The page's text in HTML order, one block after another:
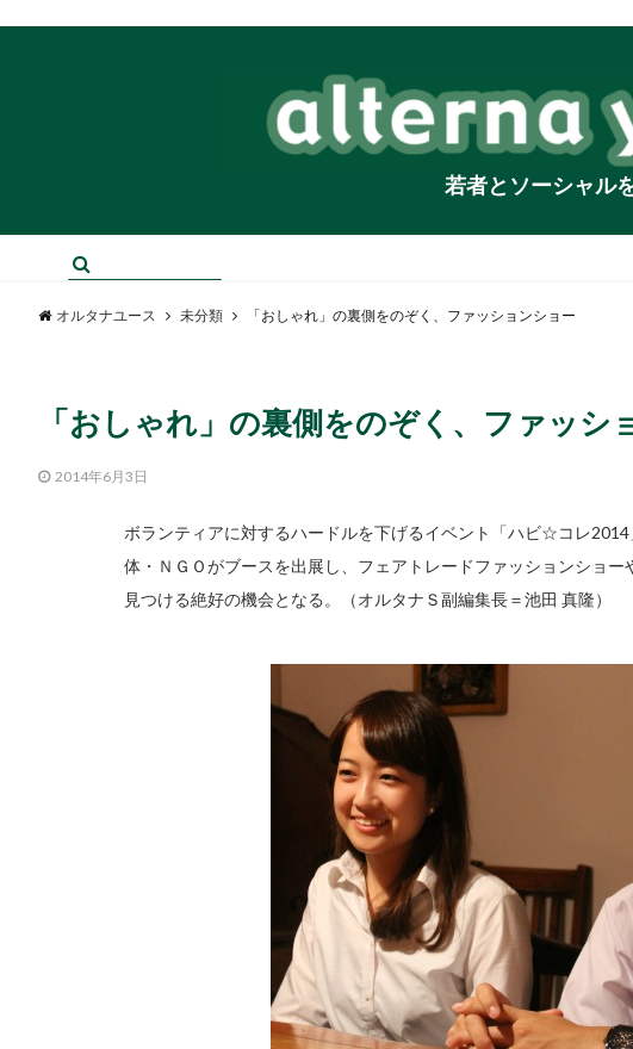
若者とソーシャル
オルタナユース 未分類 「おしゃれ」の裏側をのぞく、ファッションショー
「おしゃれ」の裏側をのぞく、ファッシ
2014年6月3日
ボランティアに対するハードルを下げるイベント「ハビ☆コレ
体・ＮＧＯがブースを出展し、フェアトレードファッションショ
見つける絶好の機会となる。（オルタナＳ副編集長＝池田 真隆）